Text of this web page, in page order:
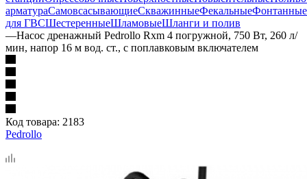
арматураСамовсасывающиеСкважинныеФекальныеФонтанные
для ГВСШестеренныеШламовыеШланги и полив
—Насос дренажный Pedrollo Rxm 4 погружной, 750 Вт, 260 л/
мин, напор 16 м вод. ст., с поплавковым включателем
Код товара: 2183
Pedrollo